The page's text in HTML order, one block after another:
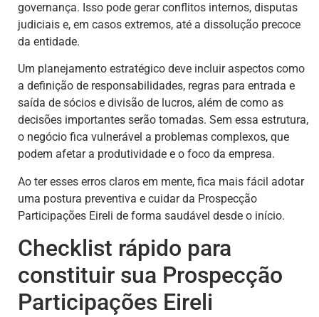
governança. Isso pode gerar conflitos internos, disputas
judiciais e, em casos extremos, até a dissolução precoce
da entidade.
Um planejamento estratégico deve incluir aspectos como
a definição de responsabilidades, regras para entrada e
saída de sócios e divisão de lucros, além de como as
decisões importantes serão tomadas. Sem essa estrutura,
o negócio fica vulnerável a problemas complexos, que
podem afetar a produtividade e o foco da empresa.
Ao ter esses erros claros em mente, fica mais fácil adotar
uma postura preventiva e cuidar da Prospecção
Participações Eireli de forma saudável desde o início.
Checklist rápido para
constituir sua Prospecção
Participações Eireli